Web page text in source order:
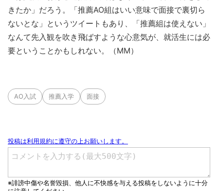
きたか」だろう。「推薦AO組はいい意味で面接で裏切ら
ないとな」というツイートもあり、「推薦組は使えない」
なんて先入観を吹き飛ばすような心意気が、就活生には必
要ということかもしれない。（MM）
AO入試 推薦入学 面接